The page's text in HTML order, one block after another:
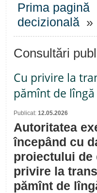
Prima pagină
decizională »
Consultări
Cu privire la
pămînt de
Publicat: 12.05.2026
Autoritatea
începând cu
proiectului de
privire la
pămînt de